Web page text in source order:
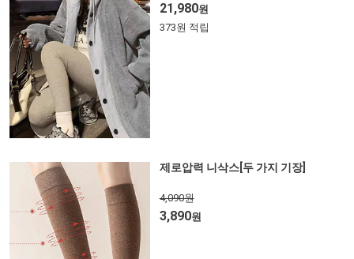
21,980원
373원 적립
제로압력 니삭스[두 가지 기장]
4,090원
3,890원